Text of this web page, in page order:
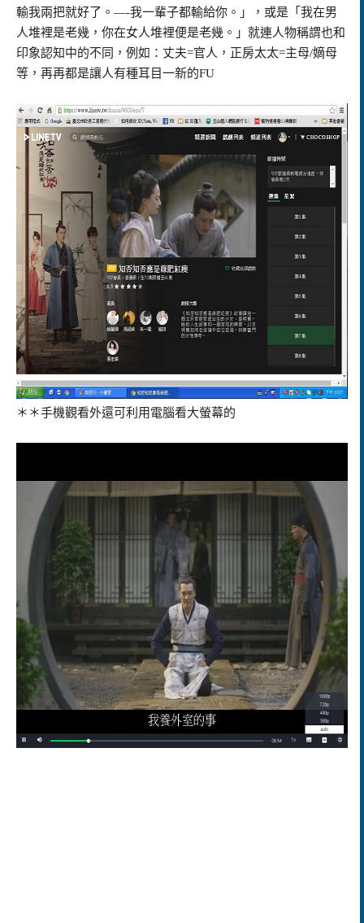
輸我兩把就好了。—-我一輩子都輸給你。」，或是「我在男
人堆裡是老幾，你在女人堆裡便是老幾。」 就連人物稱謂也和
印象認知中的不同， 例如：丈夫=官人，正房太太=主母/嫡母
等， 再再都是讓人有種耳目一新的FU
＊＊手機觀看外還可利用電腦看大螢幕的